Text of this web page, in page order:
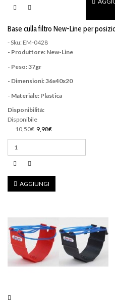
Base culla filtro New-Line per
- Sku: EM-0428
- Produttore: New-Line
- Peso: 37gr
- Dimensioni: 36x40x20
- Materiale: Plastica
Disponibilità:
Disponibile
10,50€ 9,98€
AGGIUNGI